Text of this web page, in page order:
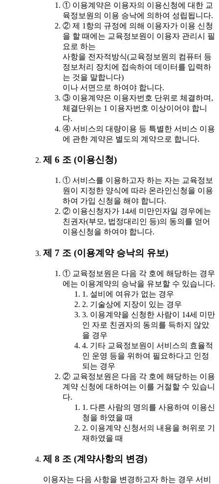
① 이용계약은 이용자의 이용신청에 대한 교
육정보원의 이용 승낙에 의하여 성립됩니다.
② 제 1항의 규정에 의해 이용자가 이용 신청
을 할 때에는 교육정보원이 이용자 관리시 필
요로 하는
사항을 전자적방식(교육정보원의 컴퓨터 등
정보처리 장치에 접속하여 데이터를 입력하
는 것을 말합니다)
이나 서면으로 하여야 합니다.
③ 이용계약은 이용자번호 단위로 체결하며,
체결단위는 1 이용자번호 이상이어야 합니
다.
④ 서비스의 대량이용 등 특별한 서비스 이용
에 관한 계약은 별도의 계약으로 합니다.
제 6 조 (이용신청)
① 서비스를 이용하고자 하는 자는 교육정보
원이 지정한 양식에 따라 온라인신청을 이용
하여 가입 신청을 해야 합니다.
② 이용신청자가 14세 미만인자일 경우에는
친권자(부모, 법정대리인 등)의 동의를 얻어
이용신청을 하여야 합니다.
제 7 조 (이용계약 승낙의 유보)
① 교육정보원은 다음 각 호에 해당하는 경우
에는 이용계약의 승낙을 유보할 수 있습니다.
1. 설비에 여유가 없는 경우
2. 기술상에 지장이 있는 경우
3. 이용계약을 신청한 사람이 14세 미만
인 자로 친권자의 동의를 득하지 않았
을 경우
4. 기타 교육정보원이 서비스의 효율적
인 운영 등을 위하여 필요하다고 인정
되는 경우
② 교육정보원은 다음 각 호에 해당하는 이용
계약 신청에 대하여는 이를 거절할 수 있습니
다.
1. 다른 사람의 명의를 사용하여 이용신
청을 하였을 때
2. 이용계약 신청서의 내용을 허위로 기
재하였을 때
제 8 조 (계약사항의 변경)
이용자는 다음 사항을 변경하고자 하는 경우 서비